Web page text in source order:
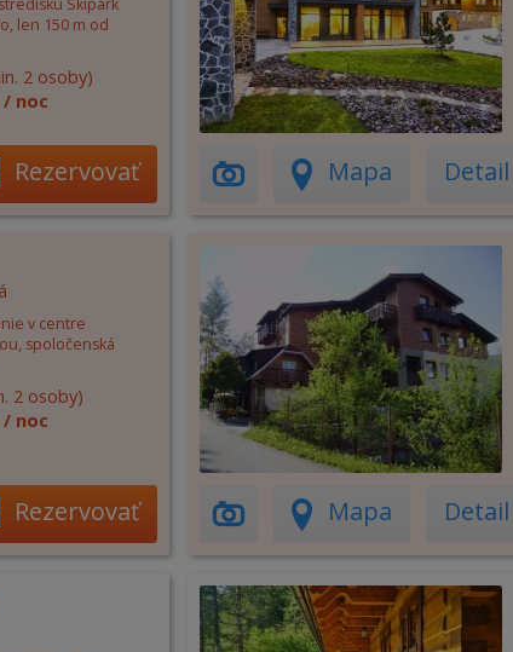
Skipark
len 150 m od
2 osoby)
/ noc
Rezervovať Mapa Detail
v centre
spoločenská
2 osoby)
/ noc
Rezervovať Mapa Detail